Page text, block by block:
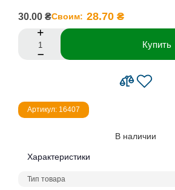
30.00 ₴Своим: 28.70 ₴
Купить
Артикул: 16407
В наличии
Характеристики
Тип товара